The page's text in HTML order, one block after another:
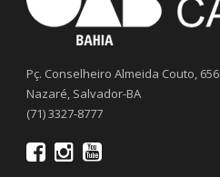
Pç. Conselheiro Almeida Couto, 656
Nazaré, Salvador-BA
(71) 3327-8777